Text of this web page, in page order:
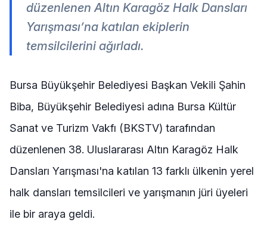
düzenlenen Altın Karagöz Halk Dansları
Yarışması’na katılan ekiplerin
temsilcilerini ağırladı.
Bursa Büyükşehir Belediyesi Başkan Vekili Şahin
Biba, Büyükşehir Belediyesi adına Bursa Kültür
Sanat ve Turizm Vakfı (BKSTV) tarafından
düzenlenen 38. Uluslararası Altın Karagöz Halk
Dansları Yarışması'na katılan 13 farklı ülkenin yerel
halk dansları temsilcileri ve yarışmanın jüri üyeleri
ile bir araya geldi.